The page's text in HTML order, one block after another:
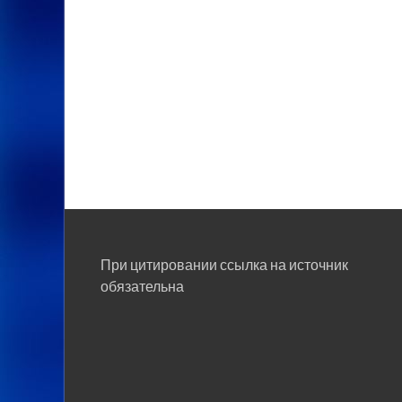
При цитировании ссылка на источник
обязательна